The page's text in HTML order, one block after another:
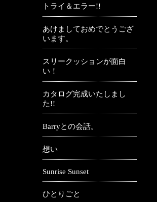
トライ＆エラー!!
あけましておめでとうござ
います。
スリークッションが面白
い！
カタログ完成いたしまし
た!!
Barryとの会話。
想い
Sunrise Sunset
ひとりごと